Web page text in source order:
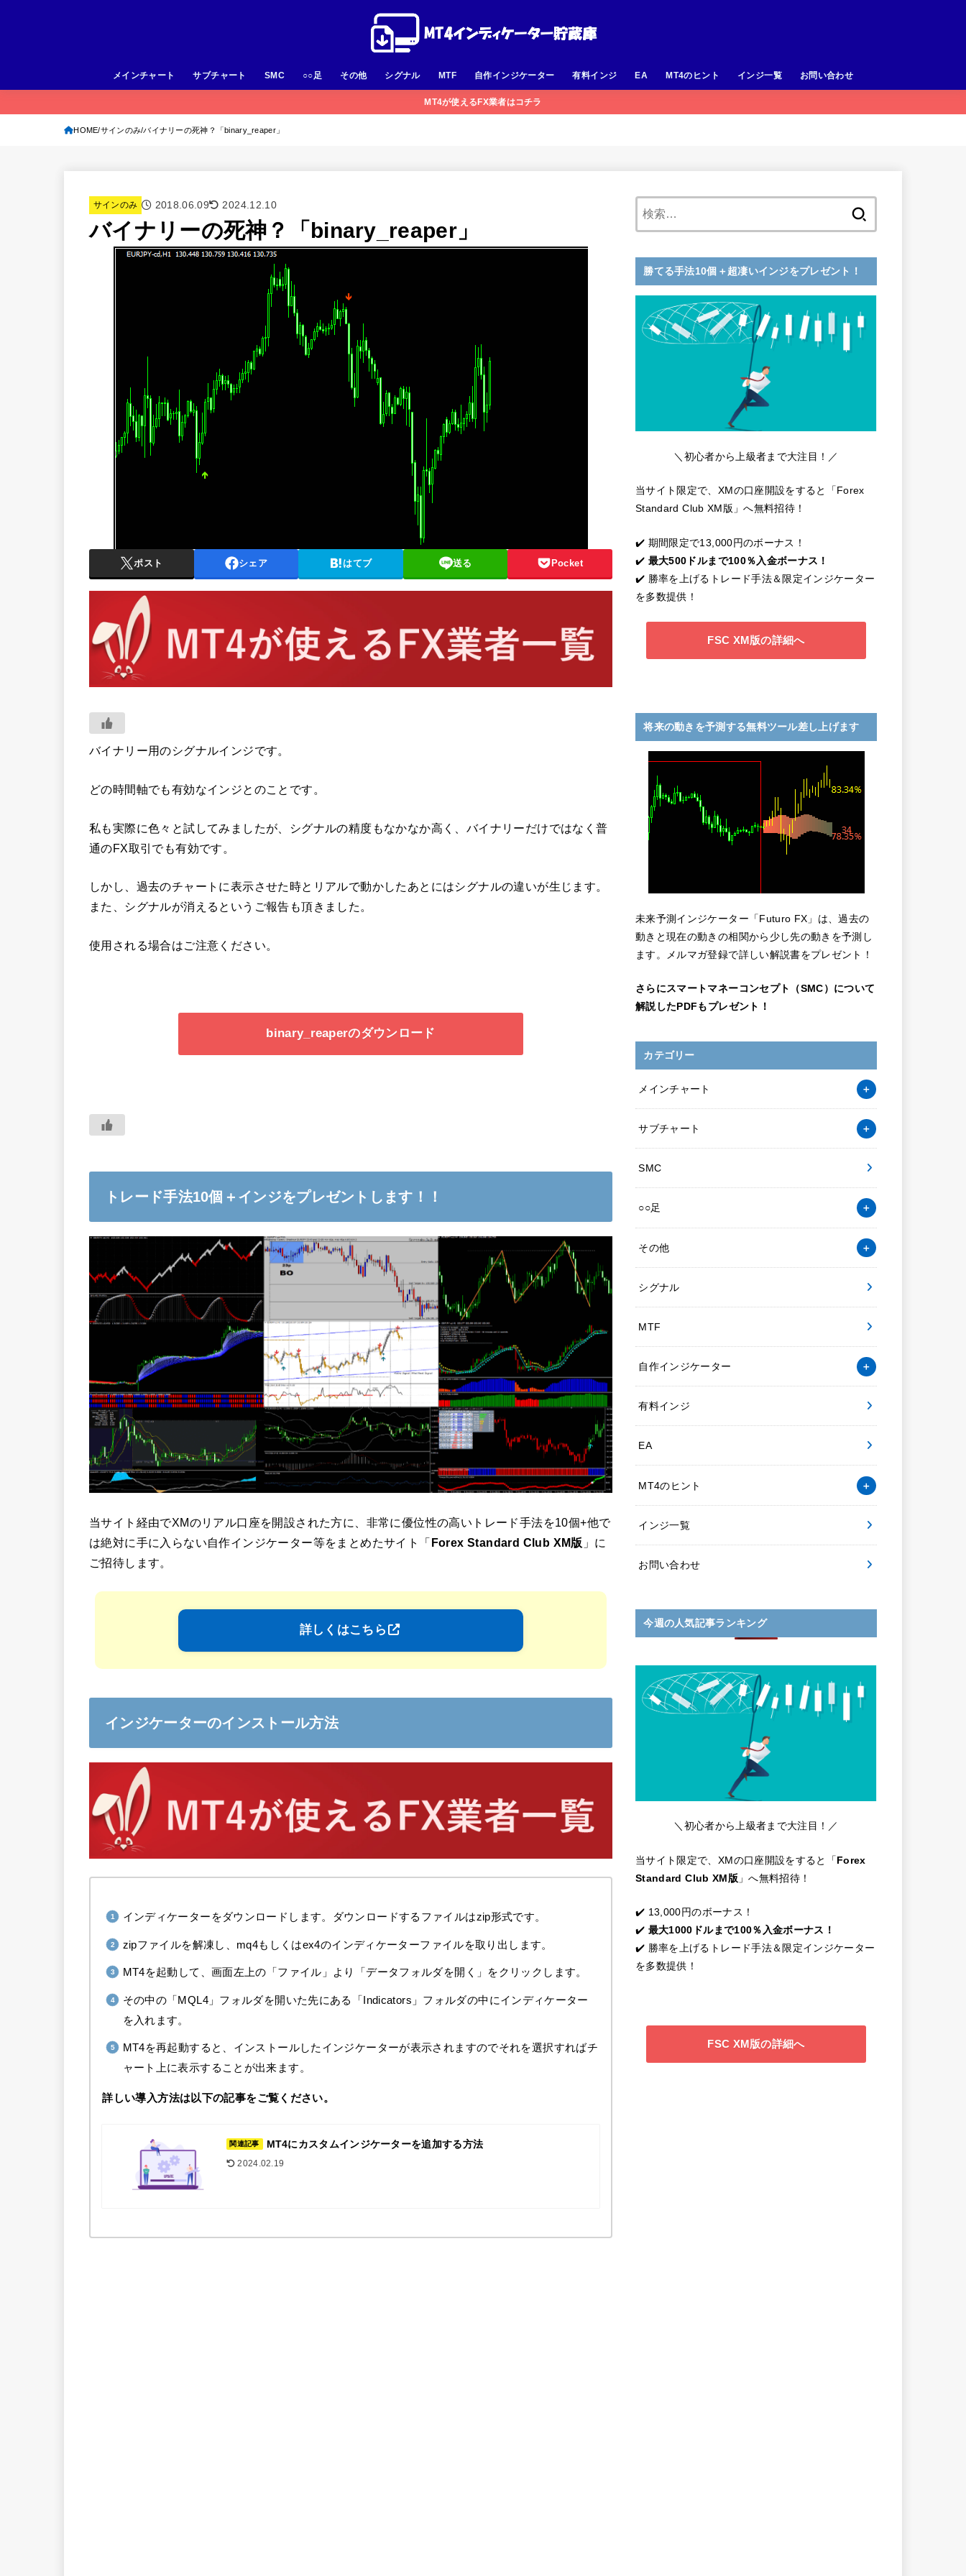
メインチャート サブチャート SMC ○○足 その他 シグナル MTF 自作インジケーター 有料インジ EA MT4のヒント インジ一覧 お問い合わせ
MT4が使えるFX業者はコチラ
HOME サインのみ バイナリーの死神？「binary_reaper」
サインのみ 2018.06.09 2024.12.10
バイナリーの死神？「binary_reaper」
ポスト シェア はてブ 送る Pocket
バイナリー用のシグナルインジです。
どの時間軸でも有効なインジとのことです。
私も実際に色々と試してみましたが、シグナルの精度もなかなか高く、バイナリーだけではなく普
通のFX取引でも有効です。
しかし、過去のチャートに表示させた時とリアルで動かしたあとにはシグナルの違いが生じます。
また、シグナルが消えるというご報告も頂きました。
使用される場合はご注意ください。
binary_reaperのダウンロード
トレード手法10個＋インジをプレゼントします！！
当サイト経由でXMのリアル口座を開設された方に、非常に優位性の高いトレード手法を10個+他で
は絶対に手に入らない自作インジケーター等をまとめたサイト「 Forex Standard Club XM版 」に
ご招待します。
詳しくはこちら
インジケーターのインストール方法
インディケーターをダウンロードします。ダウンロードするファイルはzip形式です。
zipファイルを解凍し、mq4もしくはex4のインディケーターファイルを取り出します。
MT4を起動して、画面左上の「ファイル」より「データフォルダを開く」をクリックします。
その中の「MQL4」フォルダを開いた先にある「Indicators」フォルダの中にインディケーター
を入れます。
MT4を再起動すると、インストールしたインジケーターが表示されますのでそれを選択すればチ
ャート上に表示することが出来ます。
詳しい導入方法は以下の記事をご覧ください。
関連記事 MT4にカスタムインジケーターを追加する方法
2024.02.19
勝てる手法10個＋超凄いインジをプレゼント！
＼初心者から上級者まで大注目！／
当サイト限定で、XMの口座開設をすると「Forex
Standard Club XM版」へ無料招待！
✔️ 期間限定で13,000円のボーナス！
✔️ 最大500ドルまで100％入金ボーナス！
✔️ 勝率を上げるトレード手法＆限定インジケーター
を多数提供！
FSC XM版の詳細へ
将来の動きを予測する無料ツール差し上げます
未来予測インジケーター「Futuro FX」は、過去の
動きと現在の動きの相関から少し先の動きを予測し
ます。メルマガ登録で詳しい解説書をプレゼント！
さらにスマートマネーコンセプト（SMC）について
解説したPDFもプレゼント！
カテゴリー
メインチャート
サブチャート
SMC
○○足
その他
シグナル
MTF
自作インジケーター
有料インジ
EA
MT4のヒント
インジ一覧
お問い合わせ
今週の人気記事ランキング
＼初心者から上級者まで大注目！／
当サイト限定で、XMの口座開設をすると「Forex
Standard Club XM版 」へ無料招待！
✔️ 13,000円のボーナス！
✔️ 最大1000ドルまで100％入金ボーナス！
✔️ 勝率を上げるトレード手法＆限定インジケーター
を多数提供！
FSC XM版の詳細へ